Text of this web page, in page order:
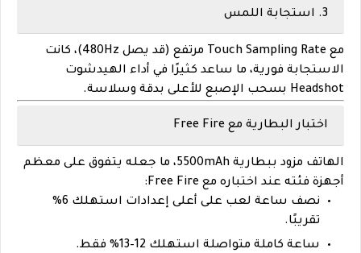
3. استجابة اللمس
مع Touch Sampling Rate مرتفع
(قد يصل 480Hz)، كانت
الاستجابة فورية، ما ساعد كثيرًا في أداء الهيدشوت
Headshot بسحب الإصبع للأعلى بدقة وسلاسة.
اختبار البطارية مع Free Fire
الهاتف مزود ببطارية 5500mAh، ما جعله يتفوق على معظم
أجهزة فئته عند اختباره مع Free Fire:
نصف ساعة لعب على أعلى إعدادات استهلك
6%
تقريبًا.
ساعة كاملة متواصلة استهلك 12–13%
فقط.